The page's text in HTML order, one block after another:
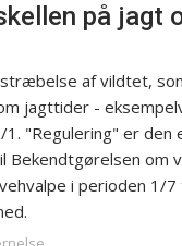
på jagt
af vildtet,
jagttider -
1. "Regulering" er
Bekendtgørelsen om
i perioden 1/7